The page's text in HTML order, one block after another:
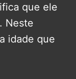
que ele
. Neste
idade que